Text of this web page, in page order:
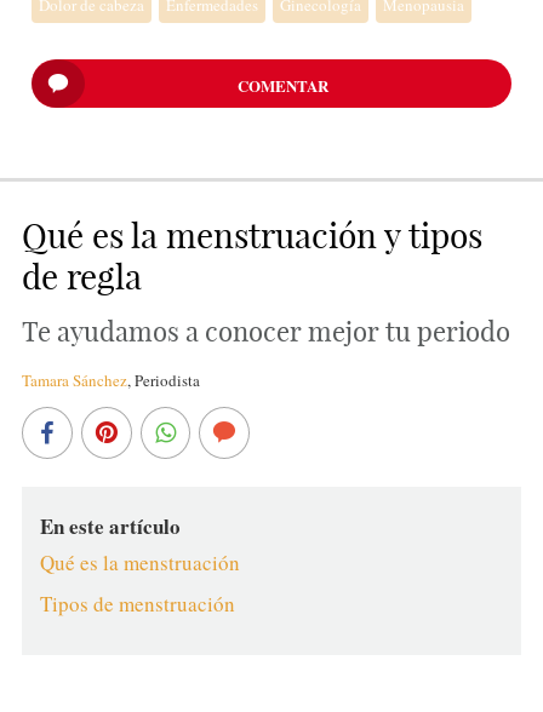
COMENTAR
Qué es la menstruación y tipos
de regla
Te ayudamos a conocer mejor tu periodo
Tamara Sánchez, Periodista
En este artículo
Qué es la menstruación
Tipos de menstruación